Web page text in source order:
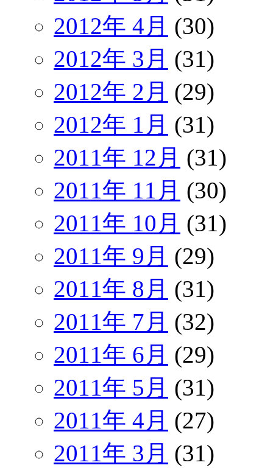
2012年 4月 (30)
2012年 3月 (31)
2012年 2月 (29)
2012年 1月 (31)
2011年 12月 (31)
2011年 11月 (30)
2011年 10月 (31)
2011年 9月 (29)
2011年 8月 (31)
2011年 7月 (32)
2011年 6月 (29)
2011年 5月 (31)
2011年 4月 (27)
2011年 3月 (31)